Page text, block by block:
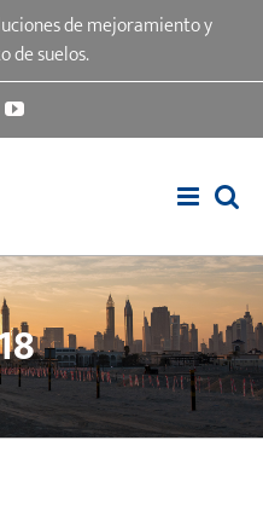
de mejoramiento y
de suelos.
YouTube